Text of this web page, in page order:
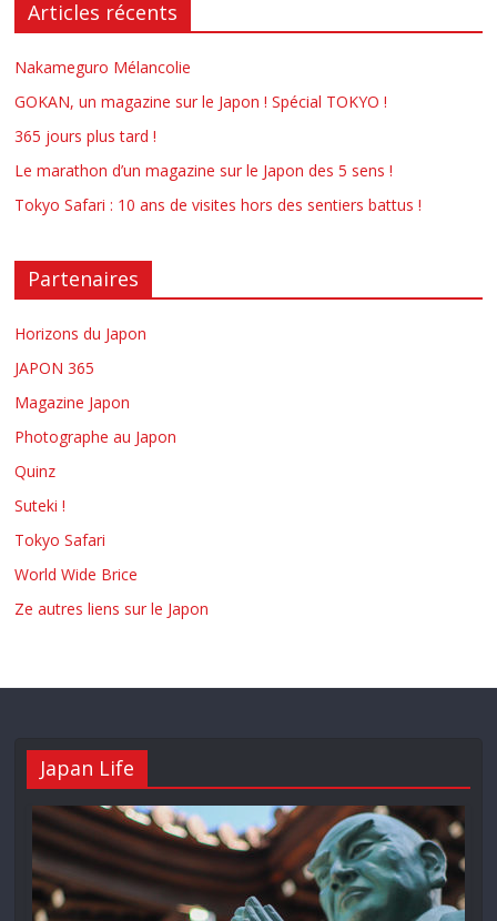
Articles récents
Nakameguro Mélancolie
GOKAN, un magazine sur le Japon ! Spécial TOKYO !
365 jours plus tard !
Le marathon d’un magazine sur le Japon des 5 sens !
Tokyo Safari : 10 ans de visites hors des sentiers battus !
Partenaires
Horizons du Japon
JAPON 365
Magazine Japon
Photographe au Japon
Quinz
Suteki !
Tokyo Safari
World Wide Brice
Ze autres liens sur le Japon
Japan Life